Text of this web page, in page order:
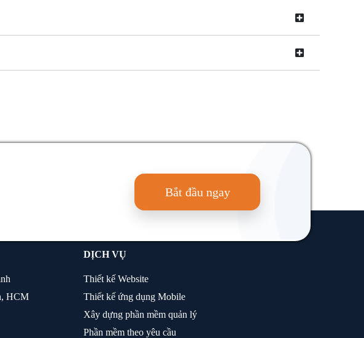
Bắt đầu ngay
HCM
DỊCH VỤ
Thiết kế Website
Thiết kế ứng dụng Mobile
Xây dựng phần mềm quản lý
Phần mềm theo yêu cầu